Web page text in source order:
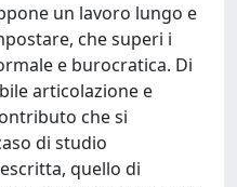
un lavoro lungo e
che superi i
e burocratica. Di
articolazione e
che si
di studio
quello di